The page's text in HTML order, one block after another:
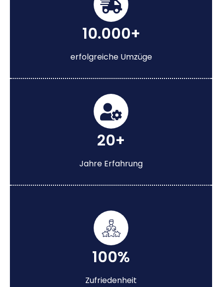
10.000+
erfolgreiche Umzüge
20+
Jahre Erfahrung
100%
Zufriedenheit